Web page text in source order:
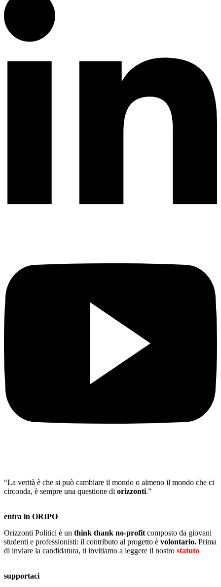
“La verità è che si può cambiare il mondo o almeno il mondo che ci
circonda, è sempre una questione di orizzonti.”
entra in ORIPO
Orizzonti Politici è un think thank no-profit composto da giovani
studenti e professionisti: il contributo al progetto è volontario. Prima
di inviare la candidatura, ti invitiamo a leggere il nostro statuto
supportaci